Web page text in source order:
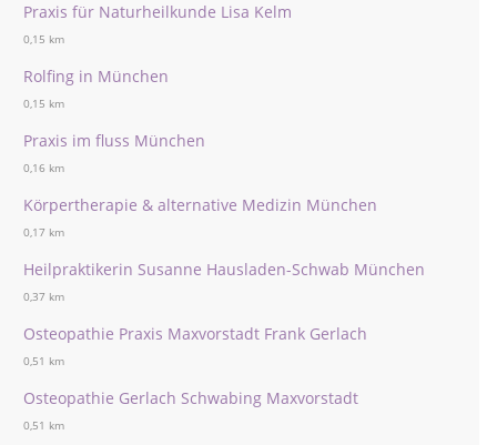
Praxis für Naturheilkunde Lisa Kelm
0,15 km
Rolfing in München
0,15 km
Praxis im fluss München
0,16 km
Körpertherapie & alternative Medizin München
0,17 km
Heilpraktikerin Susanne Hausladen-Schwab München
0,37 km
Osteopathie Praxis Maxvorstadt Frank Gerlach
0,51 km
Osteopathie Gerlach Schwabing Maxvorstadt
0,51 km